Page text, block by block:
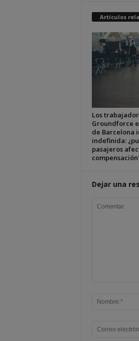
Artículos
Los
Groundforce
de Barcelona
indefinida:
pasajeros
Dejar una